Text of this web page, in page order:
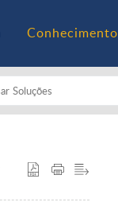
Conhecimento